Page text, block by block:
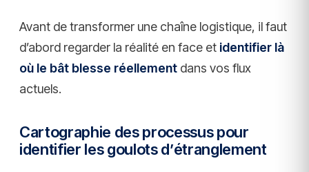
Avant de transformer une chaîne logistique, il faut
d’abord regarder la réalité en face et identifier là
où le bât blesse réellement dans vos flux
actuels.
Cartographie des processus pour
identifier les goulots d’étranglement